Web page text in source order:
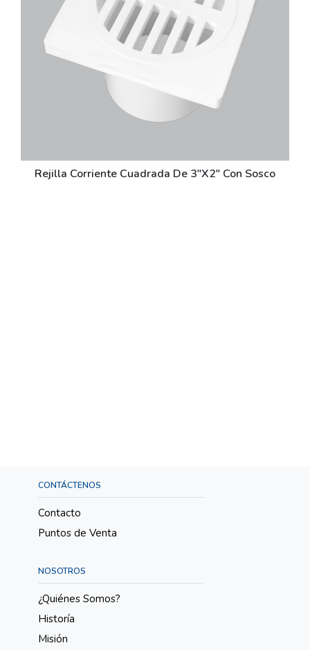
Rejilla Corriente Cuadrada De 3"X2" Con Sosco
CONTÁCTENOS
Contacto
Puntos de Venta
NOSOTROS
¿Quiénes Somos?
Historía
Misión